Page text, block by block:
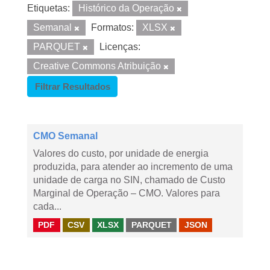
Etiquetas:
Histórico da Operação
Semanal
Formatos:
XLSX
PARQUET
Licenças:
Creative Commons Atribuição
Filtrar Resultados
CMO Semanal
Valores do custo, por unidade de energia
produzida, para atender ao incremento de uma
unidade de carga no SIN, chamado de Custo
Marginal de Operação – CMO. Valores para
cada...
PDF CSV XLSX PARQUET JSON